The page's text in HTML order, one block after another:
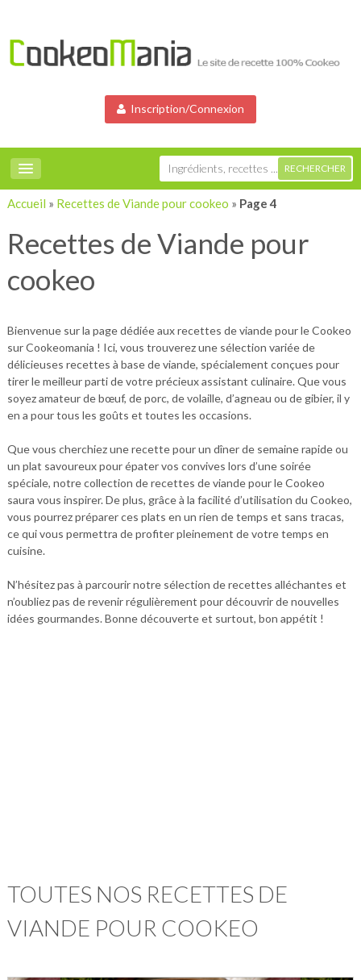
Inscription/Connexion
Accueil » Recettes de Viande pour cookeo » Page 4
Recettes de Viande pour
cookeo
Bienvenue sur la page dédiée aux recettes de viande pour le Cookeo
sur Cookeomania ! Ici, vous trouverez une sélection variée de
délicieuses recettes à base de viande, spécialement conçues pour
tirer le meilleur parti de votre précieux assistant culinaire. Que vous
soyez amateur de bœuf, de porc, de volaille, d’agneau ou de gibier, il y
en a pour tous les goûts et toutes les occasions.
Que vous cherchiez une recette pour un dîner de semaine rapide ou
un plat savoureux pour épater vos convives lors d’une soirée
spéciale, notre collection de recettes de viande pour le Cookeo
saura vous inspirer. De plus, grâce à la facilité d’utilisation du Cookeo,
vous pourrez préparer ces plats en un rien de temps et sans tracas,
ce qui vous permettra de profiter pleinement de votre temps en
cuisine.
N’hésitez pas à parcourir notre sélection de recettes alléchantes et
n’oubliez pas de revenir régulièrement pour découvrir de nouvelles
idées gourmandes. Bonne découverte et surtout, bon appétit !
TOUTES NOS RECETTES DE
VIANDE POUR COOKEO